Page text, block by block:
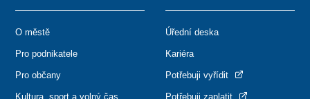
O městě
Pro podnikatele
Pro občany
Kultura, sport a volný čas
Úřední deska
Kariéra
Potřebuji vyřídit
Potřebuji zaplatit